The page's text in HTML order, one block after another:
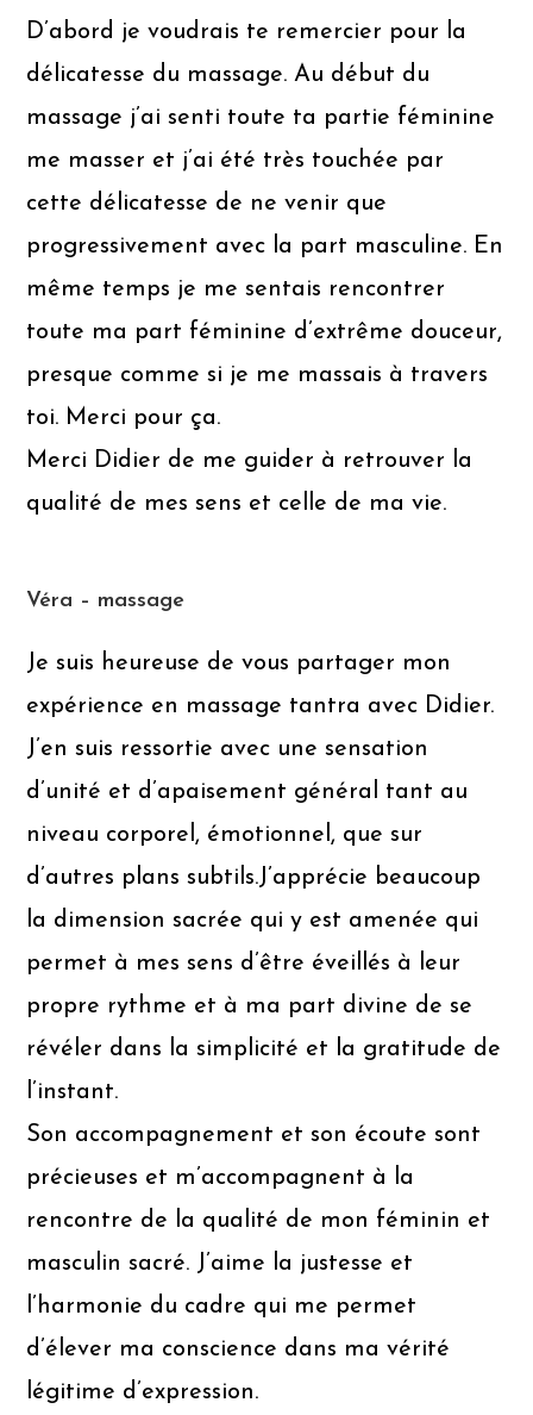
D’abord je voudrais te remercier pour la
délicatesse du massage. Au début du
massage j’ai senti toute ta partie féminine
me masser et j’ai été très touchée par
cette délicatesse de ne venir que
progressivement avec la part masculine. En
même temps je me sentais rencontrer
toute ma part féminine d’extrême douceur,
presque comme si je me massais à travers
toi. Merci pour ça.
Merci Didier de me guider à retrouver la
qualité de mes sens et celle de ma vie.
Véra – massage
Je suis heureuse de vous partager mon
expérience en massage tantra avec Didier.
J’en suis ressortie avec une sensation
d’unité et d’apaisement général tant au
niveau corporel, émotionnel, que sur
d’autres plans subtils.J’apprécie beaucoup
la dimension sacrée qui y est amenée qui
permet à mes sens d’être éveillés à leur
propre rythme et à ma part divine de se
révéler dans la simplicité et la gratitude de
l’instant.
Son accompagnement et son écoute sont
précieuses et m’accompagnent à la
rencontre de la qualité de mon féminin et
masculin sacré. J’aime la justesse et
l’harmonie du cadre qui me permet
d’élever ma conscience dans ma vérité
légitime d’expression.